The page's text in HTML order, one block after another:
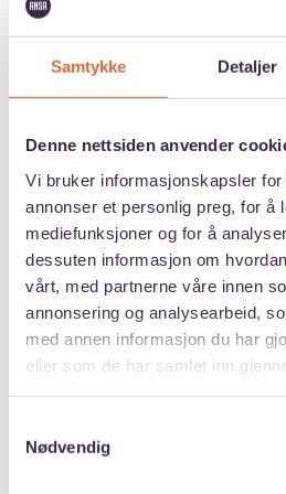
Samtykke Detaljer
Denne nettsiden anvender
Vi bruker informasjonskapsler for
annonser et personlig preg, for å
mediefunksjoner og for å
dessuten informasjon om
vårt, med partnerne våre innen
annonsering og analysearbeid,
med annen informasjon du har
eller som de har samlet inn
Nødvendig